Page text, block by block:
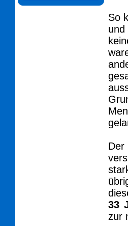
So
33
zur